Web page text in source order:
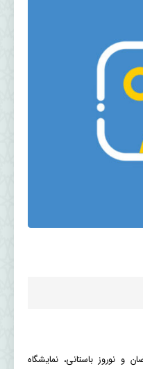
و نوروز باستانی، نمایشگاه